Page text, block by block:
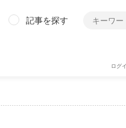
記事を探す
ログ